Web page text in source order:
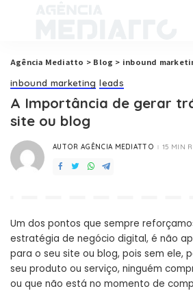
Agência Mediatto > Blog > inbound
inbound marketing leads
A Importância de gerar
site ou blog
POSTED
AUTOR AGÊNCIA MEDIATTO 15 MIN
Um dos pontos que sempre
estratégia de negócio digital, é não
para o seu site ou blog, pois sem ele,
seu produto ou serviço, ninguém
ou que não está no momento de